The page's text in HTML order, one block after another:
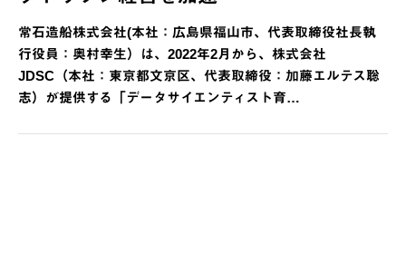
常石造船株式会社(本社：広島県福山市、代表取締役社長執
行役員：奥村幸生）は、2022年2月から、株式会社
JDSC（本社：東京都文京区、代表取締役：加藤エルテス聡
志）が提供する「データサイエンティスト育…